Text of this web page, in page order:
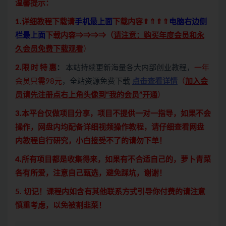
温馨提示：
1.详细教程下载请手机最上面 下载内容⇑⇑⇑⇑ 电脑右边侧
栏最上面
下载内容⇒⇒⇒⇒（请注意：购买年度会员和永
久会员免费下载观看）
2.限 时 特 惠 ： 本站持续更新海量各大内部创业教程， 一年
会员只需98元 ，全站资源免费下载 点击查看详情 （ 加入会
员请先注册点右上角头像到“我的会员”开通）
3.本平台仅做项目分享，项目不提供一对一指导，如果不会
操作，网盘内均配备详细视频操作教程，请仔细查看网盘
内教程自行研究，小白接受不了的请勿下单！
4.所有项目都是收集得来，如果有不合适自己的，萝卜青菜
各有所爱，注意自己甄选，避免踩坑，谢谢！
5. 切记！课程内如含有其他联系方式引导你付费的请注意
慎重考虑，以免被割韭菜！